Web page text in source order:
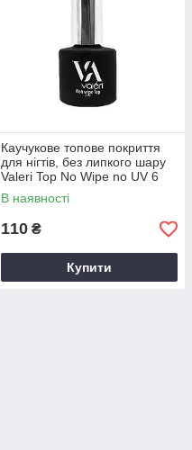
Каучукове топове покриття
для нігтів, без липкого шару
Valeri Top No Wipe no UV 6
мл
В наявності
110 ₴
Купити